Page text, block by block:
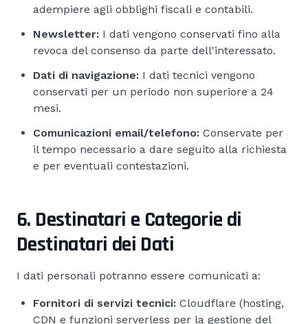
adempiere agli obblighi fiscali e contabili.
Newsletter: I dati vengono conservati fino alla
revoca del consenso da parte dell'interessato.
Dati di navigazione: I dati tecnici vengono
conservati per un periodo non superiore a 24
mesi.
Comunicazioni email/telefono: Conservate per
il tempo necessario a dare seguito alla richiesta
e per eventuali contestazioni.
6. Destinatari e Categorie di
Destinatari dei Dati
I dati personali potranno essere comunicati a:
Fornitori di servizi tecnici: Cloudflare (hosting,
CDN e funzioni serverless per la gestione del